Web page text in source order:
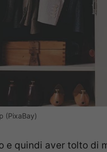
(PixaBay)
e quindi aver tolto di